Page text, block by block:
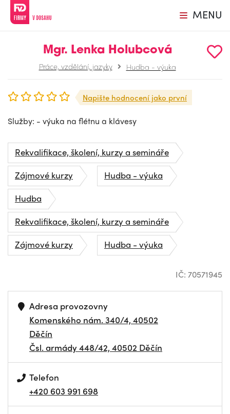
MENU
Mgr. Lenka Holubcová
Práce, vzdělání, jazyky Hudba - výuka
Napište hodnocení jako první
Služby: - výuka na flétnu a klávesy
Rekvalifikace, školení, kurzy a semináře
Zájmové kurzy
Hudba - výuka
Hudba
Rekvalifikace, školení, kurzy a semináře
Zájmové kurzy
Hudba - výuka
IČ: 70571945
Adresa provozovny
Komenského nám. 340/4, 40502
Děčín
Čsl. armády 448/42, 40502 Děčín
Telefon
+420 603 991 698